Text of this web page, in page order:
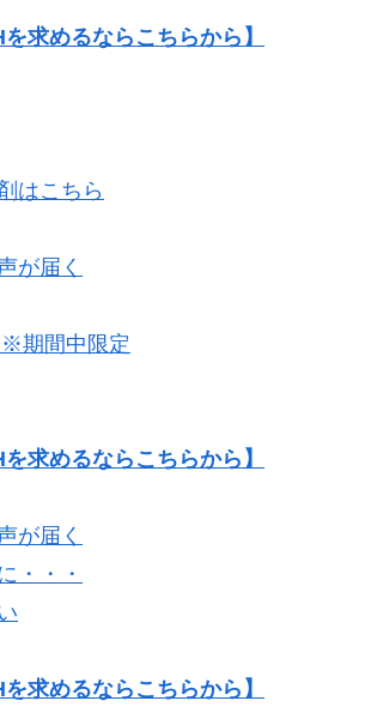
求めるならこちらから】
はこちら
が届く
期間中限定
求めるならこちらから】
が届く
・・・
求めるならこちらから】